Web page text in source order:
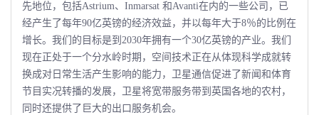
先地位，包括Astrium、Inmarsat 和Avanti在内的一些公司，已
经产生了每年90亿英镑的经济效益，并以每年大于8％的比例在
增长。我们的目标是到2030年拥有一个30亿英镑的产业。我们
现在正处于一个分水岭时期，空间技术正在从体现科学成就转
换成对日常生活产生影响的能力，卫星通信促进了新闻和体育
节目实况转播的发展，卫星将宽带服务带到英国各地的农村，
同时还提供了巨大的出口服务机会。